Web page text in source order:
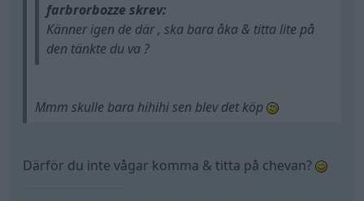
farbrorbozze skrev:
Känner igen de där , ska bara åka & titta lite på
den tänkte du va ?
Mmm skulle bara hihihi sen blev det köp
Därför du inte vågar komma & titta på chevan?